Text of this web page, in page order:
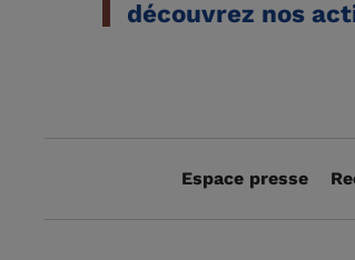
découvrez nos
Espace presse